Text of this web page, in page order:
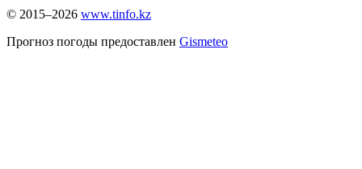
© 2015–2026 www.tinfo.kz
Прогноз погоды предоставлен Gismeteo